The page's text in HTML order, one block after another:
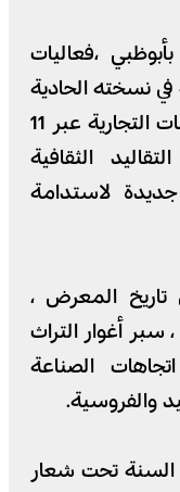
،فعاليات
نسخته الحادية
والعشرين ، الذي يضم آلاف العلامات التجارية عبر 11
الثقافية
جديدة لاستدامة
تاريخ المعرض ،
سبر أغوار التراث
الصناعة
والفروسية.
تحت شعار